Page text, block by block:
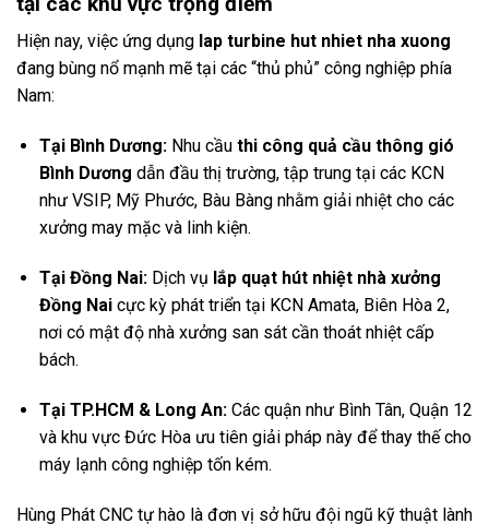
Hiện nay, việc ứng dụng lap turbine hut nhiet nha xuong
đang bùng nổ mạnh mẽ tại các “thủ phủ” công nghiệp phía
Nam:
Tại Bình Dương:Nhu cầu thi công quả cầu thông gió
Bình Dương dẫn đầu thị trường, tập trung tại các KCN
như VSIP, Mỹ Phước, Bàu Bàng nhằm giải nhiệt cho các
xưởng may mặc và linh kiện.
Tại Đồng Nai:Dịch vụ lắp quạt hút nhiệt nhà xưởng
Đồng Naicực kỳ phát triển tại KCN Amata, Biên Hòa 2,
nơi có mật độ nhà xưởng san sát cần thoát nhiệt cấp
bách.
Tại TP.HCM & Long An:Các quận như Bình Tân, Quận 12
và khu vực Đức Hòa ưu tiên giải pháp này để thay thế cho
máy lạnh công nghiệp tốn kém.
Hùng Phát CNC tự hào là đơn vị sở hữu đội ngũ kỹ thuật lành